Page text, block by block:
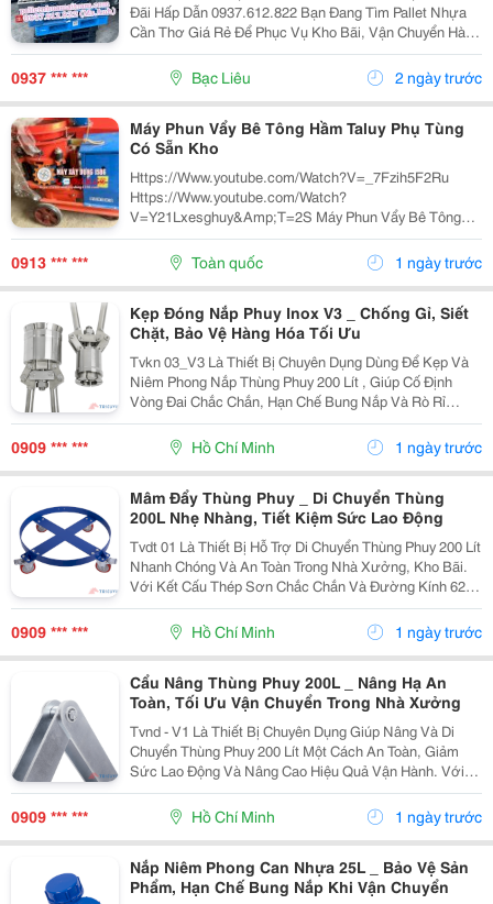
Đãi Hấp Dẫn 0937.612.822 Bạn Đang Tìm Pallet Nhựa
Cần Thơ Giá Rẻ Để Phục Vụ Kho Bãi, Vận Chuyển Hàng
Hóa Hay Xuất Khẩu? Đây Chính Là Cơ Hội Không Nên
Bỏ Lỡ! ✅ Vì Sao Nên Chọn Pallet Nhựa Xả Kho? ...
0937 *** *** Bạc Liêu 2 ngày trước
Máy Phun Vẩy Bê Tông Hầm Taluy Phụ Tùng
Có Sẵn Kho
Https://Www.youtube.com/Watch?V=_7Fzih5F2Ru
Https://Www.youtube.com/Watch?
V=Y21Lxesghuy&Amp;T=2S Máy Phun Vẩy Bê Tông
Pz5 Nhỏ Gọn, Vận Chuyển Dễ Dàng, Hiệu Quả Công
Việc Cao, Chất Lượng Tốt, Bền Bỉ, Mạnh Mẽ, Giá Cả
Hợp Lý. Máy Phu Vẩy Bê Tông...
0913 *** *** Toàn quốc 1 ngày trước
Kẹp Đóng Nắp Phuy Inox V3 _ Chống Gỉ, Siết
Chặt, Bảo Vệ Hàng Hóa Tối Ưu
Tvkn 03_V3 Là Thiết Bị Chuyên Dụng Dùng Để Kẹp Và
Niêm Phong Nắp Thùng Phuy 200 Lít , Giúp Cố Định
Vòng Đai Chắc Chắn, Hạn Chế Bung Nắp Và Rò Rỉ
Trong Quá Trình Lưu Kho, Vận Chuyển. Được Chế Tạo
Từ Inox Không Gỉ , Sản Phẩm Có Độ Bền Vượt Trội,
Thích...
0909 *** *** Hồ Chí Minh 1 ngày trước
Mâm Đẩy Thùng Phuy _ Di Chuyển Thùng
200L Nhẹ Nhàng, Tiết Kiệm Sức Lao Động
Tvdt 01 Là Thiết Bị Hỗ Trợ Di Chuyển Thùng Phuy 200 Lít
Nhanh Chóng Và An Toàn Trong Nhà Xưởng, Kho Bãi.
Với Kết Cấu Thép Sơn Chắc Chắn Và Đường Kính 620
Mm , Sản Phẩm Giúp Vận Chuyển Thùng Phuy Linh
Hoạt, Giảm Công Sức Và Nâng Cao Hiệu Quả Làm
Việc....
0909 *** *** Hồ Chí Minh 1 ngày trước
Cẩu Nâng Thùng Phuy 200L _ Nâng Hạ An
Toàn, Tối Ưu Vận Chuyển Trong Nhà Xưởng
Tvnd - V1 Là Thiết Bị Chuyên Dụng Giúp Nâng Và Di
Chuyển Thùng Phuy 200 Lít Một Cách An Toàn, Giảm
Sức Lao Động Và Nâng Cao Hiệu Quả Vận Hành. Với
Kết Cấu Thép Xi Mạ Chắc Chắn Cùng Tải Trọng Lên Đến
350 Kg , Sản Phẩm Đáp Ứng Tốt Nhu Cầu Sử Dụng
Trong...
0909 *** *** Hồ Chí Minh 1 ngày trước
Nắp Niêm Phong Can Nhựa 25L _ Bảo Vệ Sản
Phẩm, Hạn Chế Bung Nắp Khi Vận Chuyển